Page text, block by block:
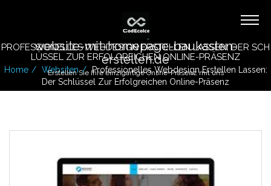
website-mit-homepage-baukasten-
erstellen.de
Erstellen Sie Ihre einzigartige Online-Präsenz mit uns
PROFESSIONELLES WEBDESIGN ERSTELLEN LASSEN: DER SCH
LÜSSEL ZUR ERFOLGREICHEN ONLINE-PRÄSENZ
Home Websiten
Professionelles Webdesign Erstellen Lassen:
Der Schlüssel Zur Erfolgreichen Online-Präsenz